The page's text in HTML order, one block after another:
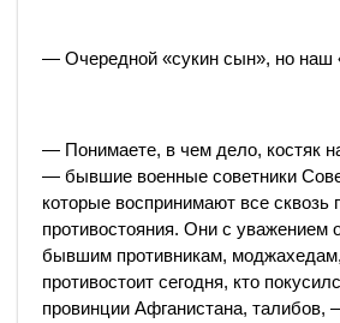
— Очередной «сукин сын», но наш
— Понимаете, в чем дело, костяк
— бывшие военные советники
которые воспринимают все сквозь
противостояния. Они с уважением
бывшим противникам,
противостоит сегодня, кто
провинции Афганистана, талибов,